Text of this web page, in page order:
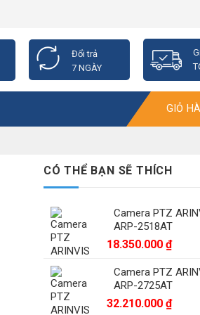
Đổi trả
7 NGÀY
GIỎ
CÓ THỂ BẠN SẼ THÍCH
Camera PTZ
ARP-2518AT
18.350.000 ₫
Camera PTZ
ARP-2725AT
32.210.000 ₫